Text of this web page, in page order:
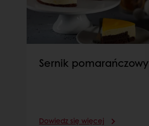
Sernik pomarańczowy
Dowiedz się więcej